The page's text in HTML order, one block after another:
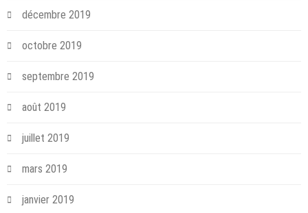
décembre 2019
octobre 2019
septembre 2019
août 2019
juillet 2019
mars 2019
janvier 2019